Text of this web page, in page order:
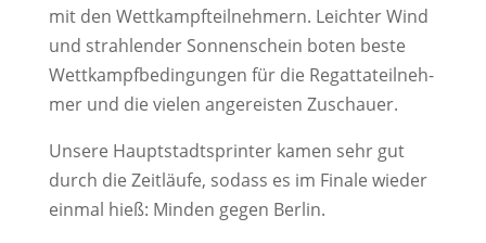
mit den Wett­kampf­teil­neh­mern. Leich­ter Wind
und strah­len­der Son­nen­schein boten bes­te
Wett­kampf­be­din­gun­gen für die Regat­ta­teil­neh­
mer und die vie­len ange­reis­ten Zuschauer.
Unse­re Haupt­stadt­sprin­ter kamen sehr gut
durch die Zeit­läu­fe, sodass es im Fina­le wie­der
ein­mal hieß: Min­den gegen Berlin.